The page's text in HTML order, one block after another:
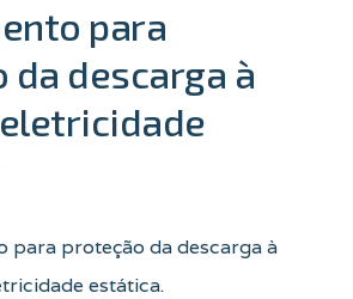
para
da descarga à
para proteção da descarga à
estática.